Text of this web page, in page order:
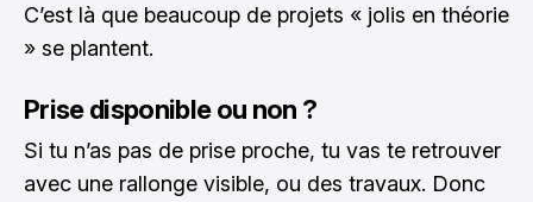
C’est là que beaucoup de projets « jolis en théorie
» se plantent.
Prise disponible ou non ?
Si tu n’as pas de prise proche, tu vas te retrouver
avec une rallonge visible, ou des travaux. Donc